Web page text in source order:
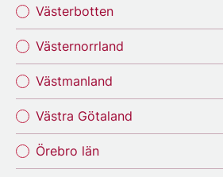
Västerbotten
Västernorrland
Västmanland
Västra Götaland
Örebro län